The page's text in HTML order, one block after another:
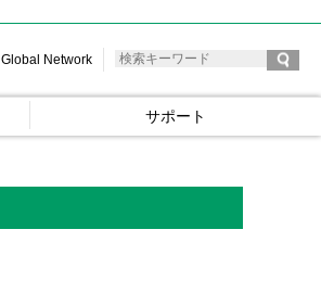
Global Network
サポート